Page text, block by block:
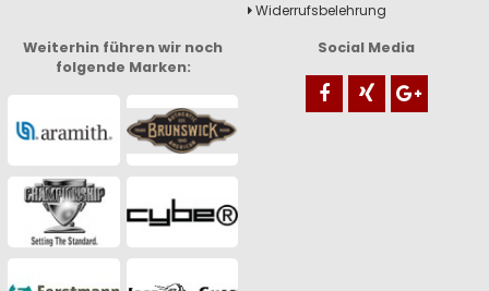
Widerrufsbelehrung
Weiterhin führen wir noch
folgende Marken:
Social Media